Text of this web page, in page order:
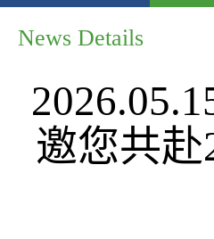
News Details
邀您共